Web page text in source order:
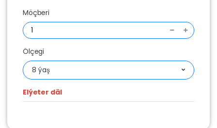
Möçberi
Ölçegi
8 ýaş
Elýeter däl